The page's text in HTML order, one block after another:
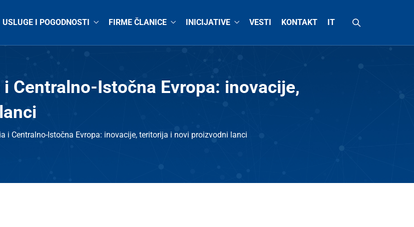
USLUGE I POGODNOSTI FIRME ČLANICE INICIJATIVE VESTI KONTAKT IT
Centralno-Istočna Evropa: inovacije,
i Centralno-Istočna Evropa: inovacije, teritorija i novi proizvodni lanci